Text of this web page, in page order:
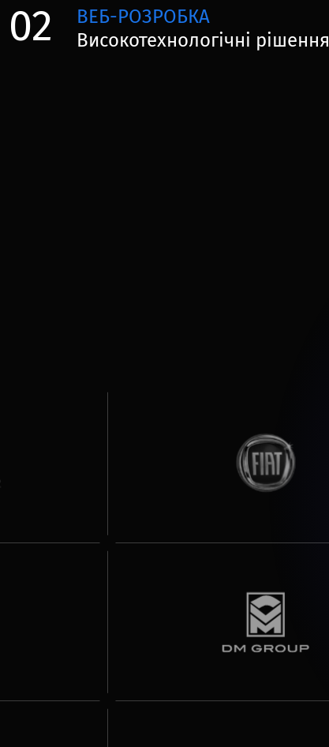
02
ВЕБ-РОЗРОБКА
Високотехнологічні рішення